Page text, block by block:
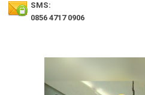
SMS:
0856 4717 0906